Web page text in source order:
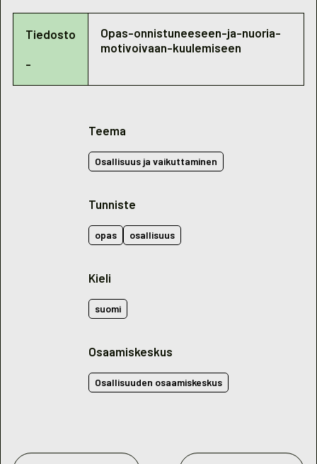
Tiedosto
-
Opas-onnistuneeseen-ja-nuoria-
motivoivaan-kuulemiseen
Teema
Osallisuus ja vaikuttaminen
Tunniste
opas osallisuus
Kieli
suomi
Osaamiskeskus
Osallisuuden osaamiskeskus